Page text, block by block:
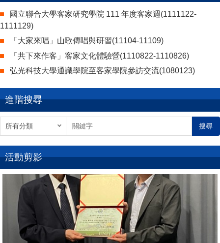
國立聯合大學客家研究學院 111 年度客家週(1111122-
1111129)
「大家來唱」山歌傳唱與研習(11104-11109)
「共下來作客」客家文化體驗營(1110822-1110826)
弘光科技大學通識學院至客家學院參訪交流(1080123)
進階搜尋
搜尋
活動剪影